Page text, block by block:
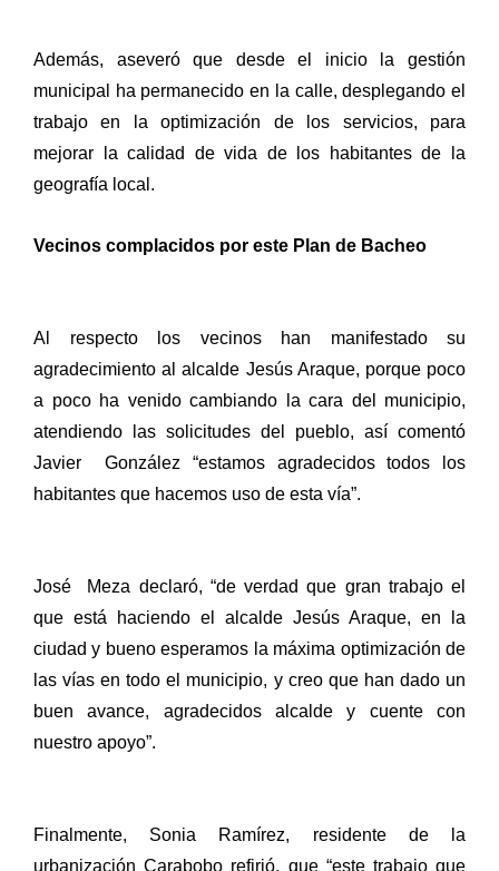
Además, aseveró que desde el inicio la gestión
municipal ha permanecido en la calle, desplegando el
trabajo en la optimización de los servicios, para
mejorar la calidad de vida de los habitantes de la
geografía local.
Vecinos complacidos por este Plan de Bacheo
Al respecto los vecinos han manifestado su
agradecimiento al alcalde Jesús Araque, porque poco
a poco ha venido cambiando la cara del municipio,
atendiendo las solicitudes del pueblo, así comentó
Javier González “estamos agradecidos todos los
habitantes que hacemos uso de esta vía”.
José Meza declaró, “de verdad que gran trabajo el
que está haciendo el alcalde Jesús Araque, en la
ciudad y bueno esperamos la máxima optimización de
las vías en todo el municipio, y creo que han dado un
buen avance, agradecidos alcalde y cuente con
nuestro apoyo”.
Finalmente, Sonia Ramírez, residente de la
urbanización Carabobo refirió, que “este trabajo que